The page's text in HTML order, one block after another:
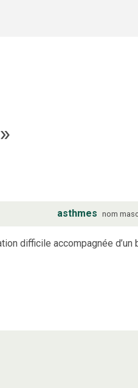
»
asthmes nom
difficile accompagnée d’un